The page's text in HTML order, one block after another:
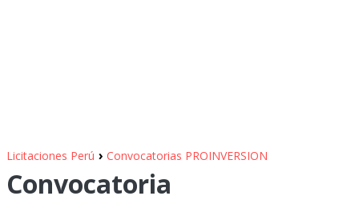
Licitaciones Perú › Convocatorias PROINVERSION
Convocatoria